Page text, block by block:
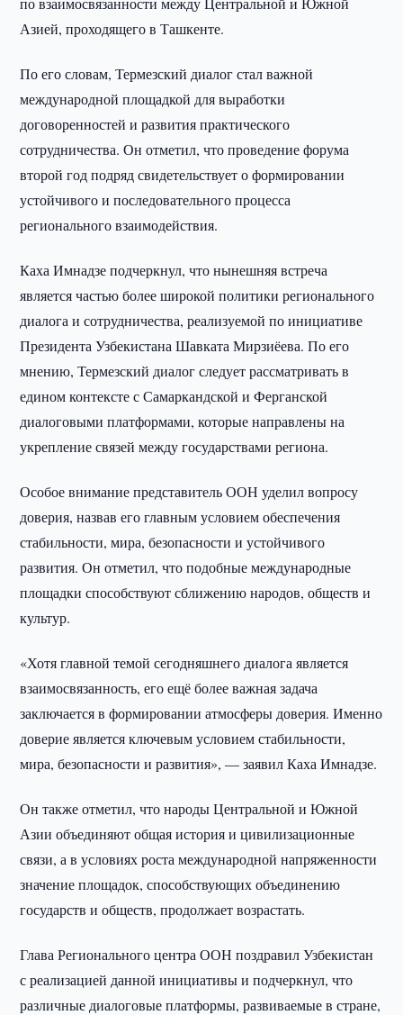
Азией, проходящего в Ташкенте.
По его словам, Термезский диалог стал важной
международной площадкой для выработки
договоренностей и развития практического
сотрудничества. Он отметил, что проведение форума
второй год подряд свидетельствует о формировании
устойчивого и последовательного процесса
регионального взаимодействия.
Каха Имнадзе подчеркнул, что нынешняя встреча
является частью более широкой политики регионального
диалога и сотрудничества, реализуемой по инициативе
Президента Узбекистана Шавката Мирзиёева. По его
мнению, Термезский диалог следует рассматривать в
едином контексте с Самаркандской и Ферганской
диалоговыми платформами, которые направлены на
укрепление связей между государствами региона.
Особое внимание представитель ООН уделил вопросу
доверия, назвав его главным условием обеспечения
стабильности, мира, безопасности и устойчивого
развития. Он отметил, что подобные международные
площадки способствуют сближению народов, обществ и
культур.
«Хотя главной темой сегодняшнего диалога является
взаимосвязанность, его ещё более важная задача
заключается в формировании атмосферы доверия. Именно
доверие является ключевым условием стабильности,
мира, безопасности и развития», — заявил Каха Имнадзе.
Он также отметил, что народы Центральной и Южной
Азии объединяют общая история и цивилизационные
связи, а в условиях роста международной напряженности
значение площадок, способствующих объединению
государств и обществ, продолжает возрастать.
Глава Регионального центра ООН поздравил Узбекистан
с реализацией данной инициативы и подчеркнул, что
различные диалоговые платформы, развиваемые в стране,